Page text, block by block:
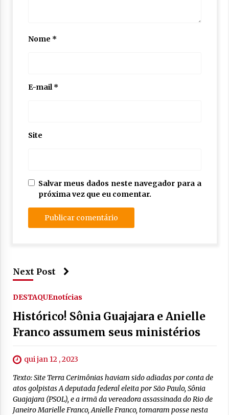
Nome *
E-mail*
Site
Salvar meus dados neste navegador para a
próxima vez que eu comentar.
Next Post
DESTAQUEnotícias
Histórico! Sônia Guajajara e Anielle
Franco assumem seus ministérios
qui jan 12 , 2023
Texto: Site Terra Cerimônias haviam sido adiadas por conta de
atos golpistas A deputada federal eleita por São Paulo, Sônia
Guajajara (PSOL), e a irmã da vereadora assassinada do Rio de
Janeiro Marielle Franco, Anielle Franco, tomaram posse nesta